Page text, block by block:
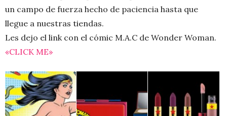
un campo de fuerza hecho de paciencia hasta que
llegue a nuestras tiendas.
Les dejo el link con el cómic M.A.C de Wonder Woman.
«CLICK ME»